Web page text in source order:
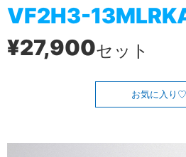
VF2H3-
¥27,900セット
お気に入り